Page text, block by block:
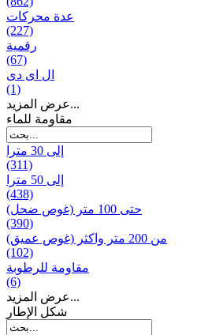
عدة محركات
(227)
رقمية
(67)
ال ای دی
(1)
عرض المزيد...
مقاومة للماء
إلى 30 مترا
(311)
إلى 50 مترا
(438)
حتى 100 متر (غوص ضحل)
(390)
من 200 متر واکثر (غوص عميق)
(102)
مقاومة للرطوبة
(6)
عرض المزيد...
شكل الإطار